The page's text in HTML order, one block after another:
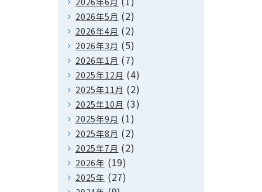
2026年5月 (2)
2026年4月 (2)
2026年3月 (5)
2026年1月 (7)
2025年12月 (4)
2025年11月 (2)
2025年10月 (3)
2025年9月 (1)
2025年8月 (2)
2025年7月 (2)
2026年 (19)
2025年 (27)